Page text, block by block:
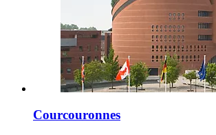
Courcouronnes